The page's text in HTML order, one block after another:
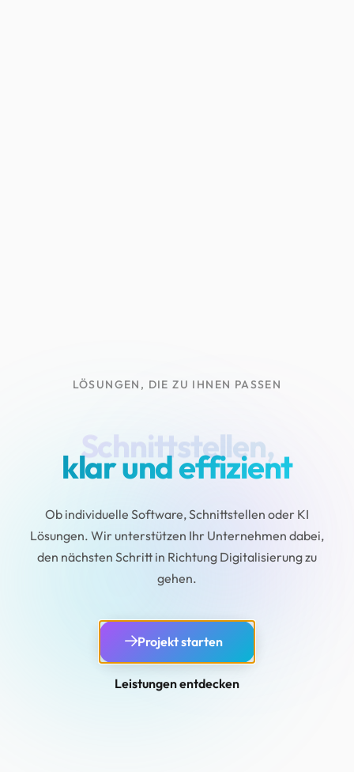
LÖSUNGEN, DIE ZU IHNEN PASSEN
Schnittstellen,
klar und effizient
Ob individuelle Software, Schnittstellen oder KI
Lösungen. Wir unterstützen Ihr Unternehmen dabei,
den nächsten Schritt in Richtung Digitalisierung zu
gehen.
Projekt starten
Leistungen entdecken